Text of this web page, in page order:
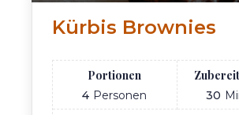
Kürbis Brownies
Portionen
4 Personen 30